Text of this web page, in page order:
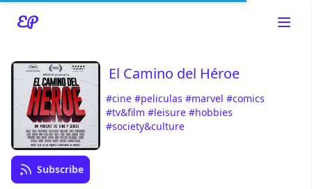
Read about our content policieshere
El Camino del Héroe
#cine #peliculas #marvel #comics
#tv&film #leisure #hobbies
#society&culture
Subscribe